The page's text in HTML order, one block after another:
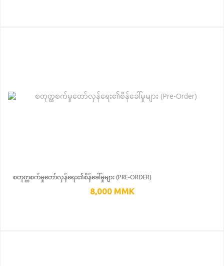
စတုတ္ထစက်မှုတော်လှန်ရေး၏စိန်ခေါ်မှုများ (PRE-ORDER)
8,000 MMK